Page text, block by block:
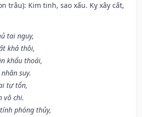
trâu): Kim tinh, sao xấu. Kỵ xây cất,
tai nguy,
khả thôi,
khẩu thoái,
suy.
tự tổn,
vô chi.
phóng thủy,